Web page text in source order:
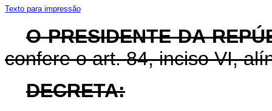
Texto para impressão
O PRESIDENTE DA
confere o art. 84, inciso VI,
DECRETA: